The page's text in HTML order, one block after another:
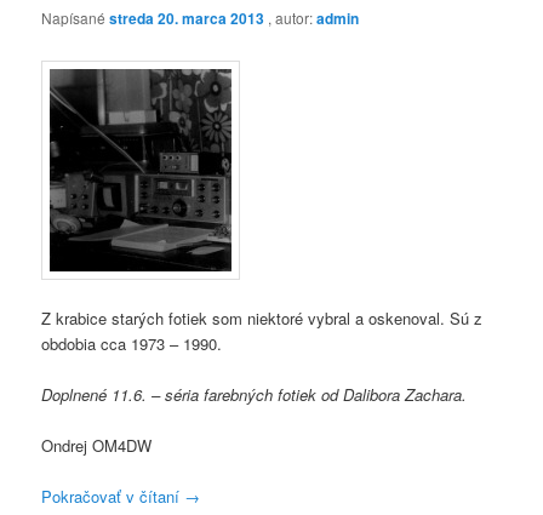
Napísanéstreda 20. marca 2013 , autor:admin
Z krabice starých fotiek som niektoré vybral a oskenoval. Sú z
obdobia cca 1973 – 1990.
Doplnené 11.6. – séria farebných fotiek od Dalibora Zachara.
Ondrej OM4DW
Pokračovať v čítaní →